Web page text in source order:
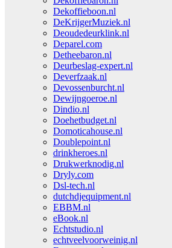
Dekoffieboon.nl
DeKrijgerMuziek.nl
Deoudedeurklink.nl
Deparel.com
Detheebaron.nl
Deurbeslag-expert.nl
Deverfzaak.nl
Devossenburcht.nl
Dewijngoeroe.nl
Dindio.nl
Doehetbudget.nl
Domoticahouse.nl
Doublepoint.nl
drinkheroes.nl
Drukwerknodig.nl
Dryly.com
Dsl-tech.nl
dutchdjequipment.nl
EBBM.nl
eBook.nl
Echtstudio.nl
echtveelvoorweinig.nl